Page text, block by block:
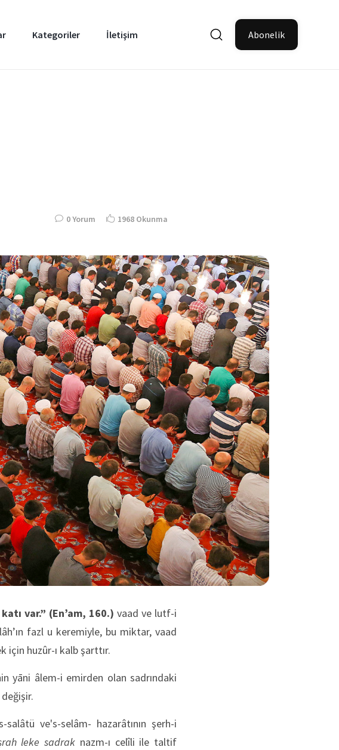
Kategoriler İletişim Abonelik
0 Yorum 1968 Okunma
var.” (En’am, 160.) vaad ve lutf-i
fazl u keremiyle, bu miktar, vaad
için huzûr-ı kalb şarttır.
yāni âlem-i emirden olan sadrındaki
ve's-selâm- hazarâtının şerh-i
leke sadrak nazm-ı celîli ile taltif